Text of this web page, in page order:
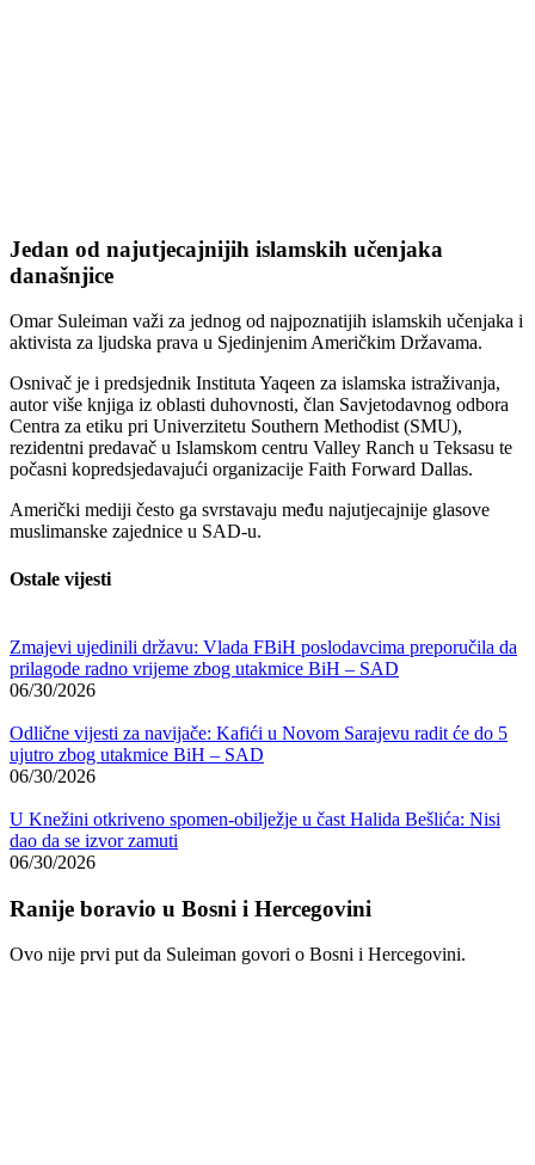
Jedan od najutjecajnijih islamskih učenjaka
današnjice
Omar Suleiman važi za jednog od najpoznatijih islamskih učenjaka i
aktivista za ljudska prava u Sjedinjenim Američkim Državama.
Osnivač je i predsjednik Instituta Yaqeen za islamska istraživanja,
autor više knjiga iz oblasti duhovnosti, član Savjetodavnog odbora
Centra za etiku pri Univerzitetu Southern Methodist (SMU),
rezidentni predavač u Islamskom centru Valley Ranch u Teksasu te
počasni kopredsjedavajući organizacije Faith Forward Dallas.
Američki mediji često ga svrstavaju među najutjecajnije glasove
muslimanske zajednice u SAD-u.
Ostale vijesti
Zmajevi ujedinili državu: Vlada FBiH poslodavcima preporučila da
prilagode radno vrijeme zbog utakmice BiH – SAD
06/30/2026
Odlične vijesti za navijače: Kafići u Novom Sarajevu radit će do 5
ujutro zbog utakmice BiH – SAD
06/30/2026
U Knežini otkriveno spomen-obilježje u čast Halida Bešlića: Nisi
dao da se izvor zamuti
06/30/2026
Ranije boravio u Bosni i Hercegovini
Ovo nije prvi put da Suleiman govori o Bosni i Hercegovini.